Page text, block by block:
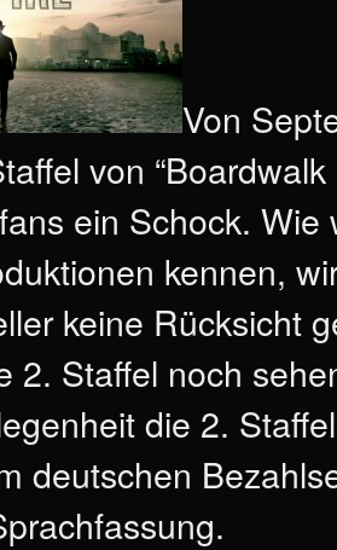
Von
von
ein Schock.
kennen,
keine Rücksicht
2. Staffel noch
die 2.
deutschen